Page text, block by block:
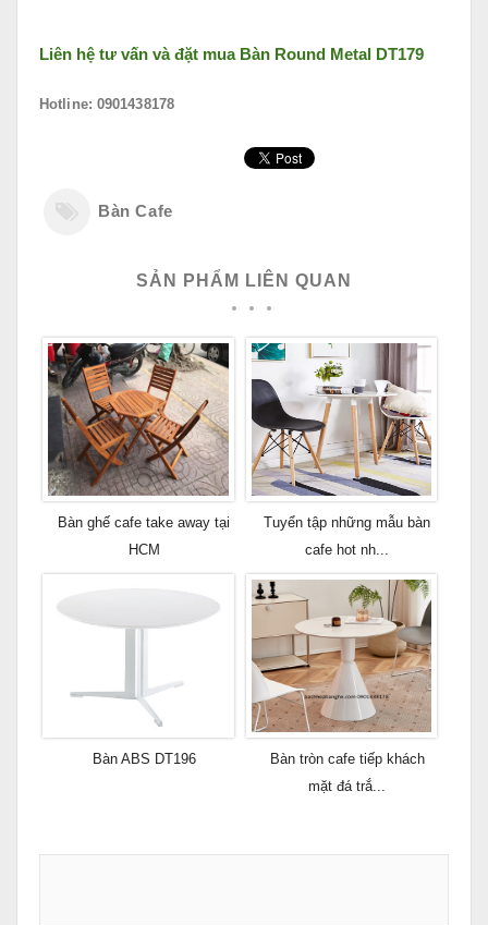
Liên hệ tư vấn và đặt mua Bàn Round Metal DT179
Hotline: 0901438178
Bàn Cafe
SẢN PHẨM LIÊN QUAN
Bàn ghế cafe take away tại
HCM
Tuyển tập những mẫu bàn
cafe hot nh...
Bàn ABS DT196
Bàn tròn cafe tiếp khách
mặt đá trắ...